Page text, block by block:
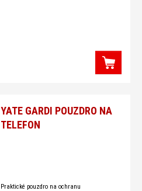
YATE GARDI POUZDRO NA
TELEFON
Praktické pouzdro na ochranu